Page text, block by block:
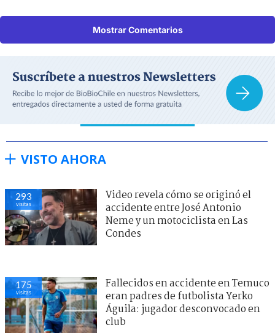
Mostrar Comentarios
VISTO AHORA
293
visitas
Video revela cómo se originó el
accidente entre José Antonio
Neme y un motociclista en Las
Condes
175
visitas
Fallecidos en accidente en Temuco
eran padres de futbolista Yerko
Águila: jugador desconvocado en
club